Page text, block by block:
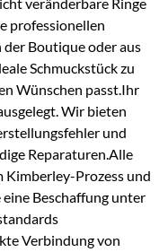
veränderbare Ringe
professionellen
Boutique oder aus
Schmuckstück zu
Wünschen passt.Ihr
Wir bieten
und
Reparaturen.Alle
Kimberley-Prozess und
Beschaffung unter
Verbindung von